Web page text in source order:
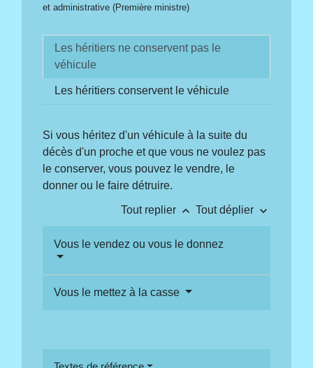
et administrative (Première ministre)
Les héritiers ne conservent pas le
véhicule
Les héritiers conservent le véhicule
Si vous héritez d'un véhicule à la suite du
décès d'un proche et que vous ne voulez pas
le conserver, vous pouvez le vendre, le
donner ou le faire détruire.
Tout replier keyboard_arrow_up Tout déplier keyboard_arrow_down
Vous le vendez ou vous le donnez
Vous le mettez à la casse